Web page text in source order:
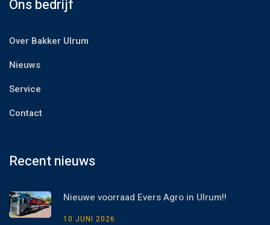
Ons bedrijf
Over Bakker Ulrum
Nieuws
Service
Contact
Recent nieuws
Nieuwe voorraad Evers Agro in Ulrum!!
10 JUNI 2026